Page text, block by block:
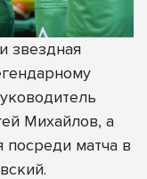
звездная
Михайлов, а
матча в